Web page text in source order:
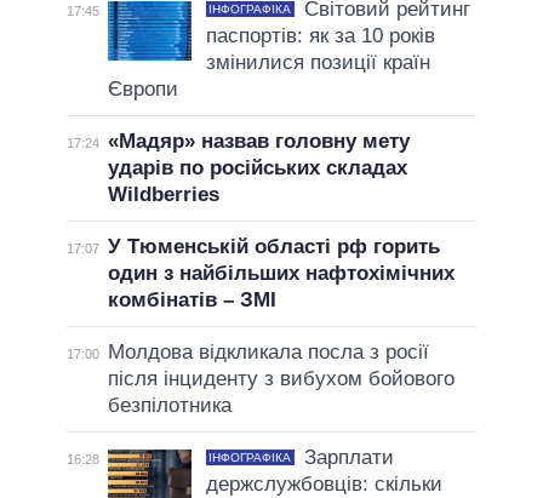
17:45 ІНФОГРАФІКА
Світовий рейтинг
паспортів: як за 10 років
змінилися позиції країн
Європи
17:24 «Мадяр» назвав головну мету
ударів по російських складах
Wildberries
17:07 У Тюменській області рф горить
один з найбільших нафтохімічних
комбінатів – ЗМІ
17:00
Молдова відкликала посла з росії
після інциденту з вибухом бойового
безпілотника
16:28 ІНФОГРАФІКА
Зарплати
держслужбовців: скільки